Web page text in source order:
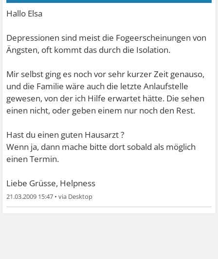
Hallo Elsa
Depressionen sind meist die Fogeerscheinungen von
Ängsten, oft kommt das durch die Isolation.
Mir selbst ging es noch vor sehr kurzer Zeit genauso,
und die Familie wäre auch die letzte Anlaufstelle
gewesen, von der ich Hilfe erwartet hätte. Die sehen
einen nicht, oder geben einem nur noch den Rest.
Hast du einen guten Hausarzt ?
Wenn ja, dann mache bitte dort sobald als möglich
einen Termin.
Liebe Grüsse, Helpness
21.03.2009 15:47 •